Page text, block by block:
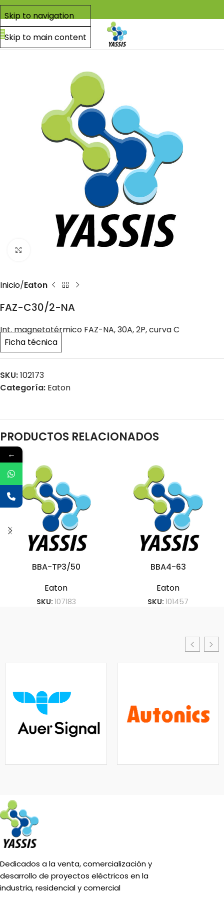
Skip to navigation
Skip to main content
Click to enlarge
Inicio Eaton
FAZ-C30/2-NA
Int. magnetotérmico FAZ-NA, 30A, 2P, curva C
Ficha técnica
SKU:102173
Categoría: Eaton
PRODUCTOS RELACIONADOS
BBA-TP3/50
Eaton
SKU: 107183
BBA4-63
Eaton
SKU: 101457
Dedicados a la venta, comercialización y
desarrollo de proyectos eléctricos en la
industria, residencial y comercial
←